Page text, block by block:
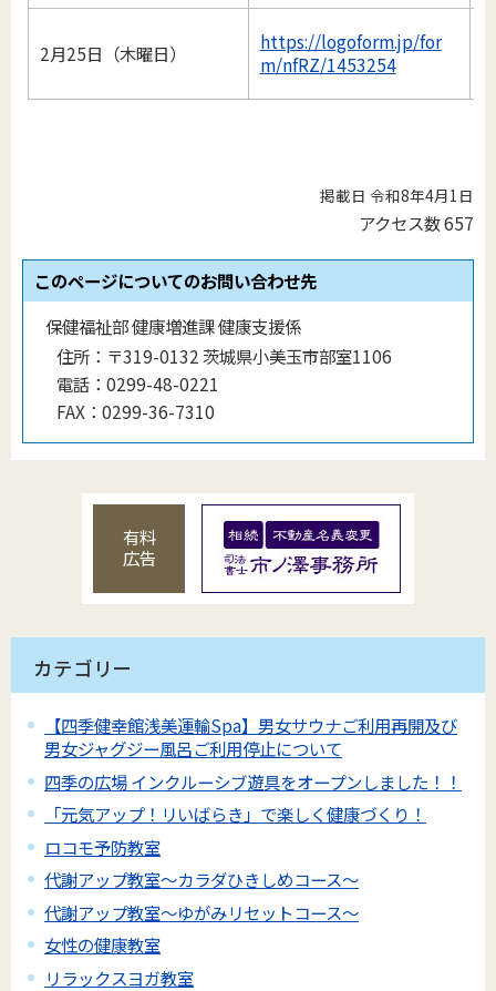
2月25日（木曜日）
https://logoform.jp/for
m/nfRZ/1453254
掲載日 令和8年4月1日
アクセス数657
このページについてのお問い合わせ先
保健福祉部 健康増進課 健康支援係
住所： 〒319-0132 茨城県小美玉市部室1106
電話： 0299-48-0221
FAX： 0299-36-7310
有料
広告
カテゴリー
【四季健幸館浅美運輸Spa】男女サウナご利用再開及び
男女ジャグジー風呂ご利用停止について
四季の広場 インクルーシブ遊具をオープンしました！！
「元気アップ！リいばらき」で楽しく健康づくり！
ロコモ予防教室
代謝アップ教室～カラダひきしめコース～
代謝アップ教室～ゆがみリセットコース～
女性の健康教室
リラックスヨガ教室